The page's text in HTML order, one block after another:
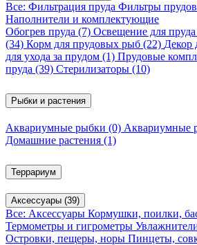
Все: Фильтрация пруда Фильтры
Наполнители и комплектующие
Обогрев пруда (7) Освещение для пруда
(34) Корм для прудовых рыб (22) Декор
для ухода за прудом (1) Прудовые
пруда (39) Стерилизаторы (10)
Рыбки и растения
Аквариумные рыбки (0) Аквариумные
Домашние растения (1)
Террариум
Аксессуары (39)
Все: Аксессуары Кормушки, поилки,
Термометры и гигрометры
Островки, пещеры, норы Пинцеты,